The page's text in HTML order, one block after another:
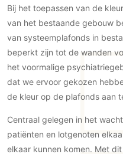
Wandafwerking
Beton Ciré
Behang / Wandtextiel
Natuursteen en keramiek
Leer
Schilderwerk
Stucwerk
Spuitwerk
Bij het toepassen van de
van het bestaande gebouw
van systeemplafonds in
beperkt zijn tot de wanden
het voormalige
dat we ervoor gekozen
de kleur op de plafonds aan
Centraal gelegen in het
patiënten en lotgenoten
elkaar kunnen komen. Met